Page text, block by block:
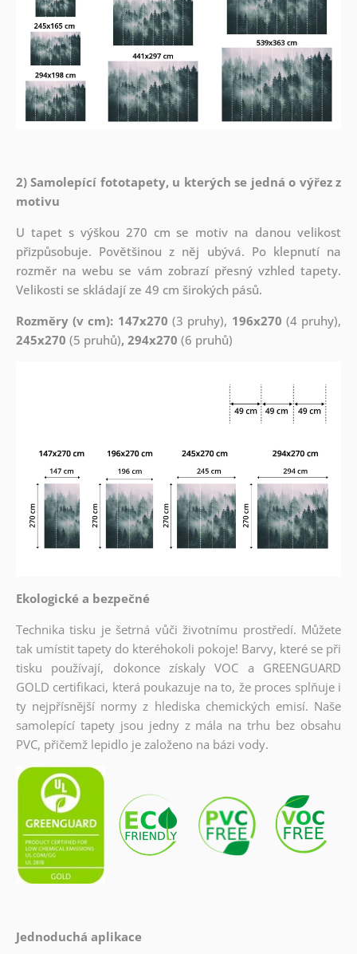
2) Samolepící fototapety, u kterých se jedná o výřez z
motivu
U tapet s výškou 270 cm se motiv na danou velikost
přizpůsobuje. Povětšinou z něj ubývá. Po klepnutí na
rozměr na webu se vám zobrazí přesný vzhled tapety.
Velikosti se skládají ze 49 cm širokých pásů.
Rozměry (v cm): 147x270 (3 pruhy), 196x270 (4 pruhy),
245x270 (5 pruhů), 294x270 (6 pruhů)
Ekologické a bezpečné
Technika tisku je šetrná vůči životnímu prostředí. Můžete
tak umístit tapety do kteréhokoli pokoje! Barvy, které se při
tisku používají, dokonce získaly VOC a GREENGUARD
GOLD certifikaci, která poukazuje na to, že proces splňuje i
ty nejpřísnější normy z hlediska chemických emisí. Naše
samolepící tapety jsou jedny z mála na trhu bez obsahu
PVC, přičemž lepidlo je založeno na bázi vody.
Jednoduchá aplikace